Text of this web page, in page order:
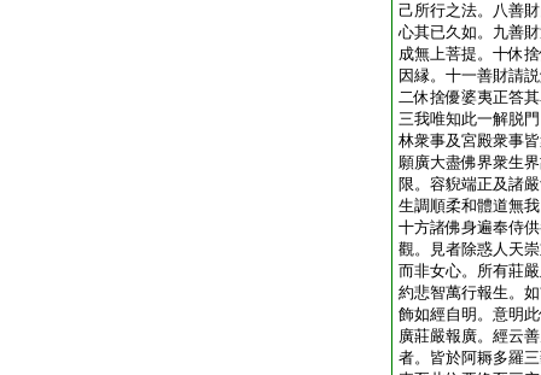
己所行之法。八善
心其已久如。九善
成無上菩提。十休
因縁。十一善財請
二休捨優婆夷正答
三我唯知此一解脱
林衆事及宮殿衆事
願廣大盡佛界衆生
限。容貎端正及諸
生調順柔和體道無
十方諸佛身遍奉侍
觀。見者除惑人天
而非女心。所有莊
約悲智萬行報生。
飾如經自明。意明
廣莊嚴報廣。經云
者。皆於阿耨多羅